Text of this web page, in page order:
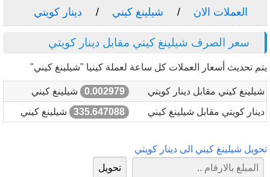
العملات الان شيلينغ كيني دينار كويتي
سعر الصرف شيلينغ كيني مقابل دينار كويتي
يتم تحديث أسعار العملات كل ساعة لعملة كينيا "شيلينغ كيني"
شيلينغ كيني مقابل دينار كويتي 0.002979
شيلينغ كيني
دينار كويتي مقابل شيلينغ كيني
335.647088 شيلينغ كيني
تحويل شيلينغ كيني الى دينار كويتي